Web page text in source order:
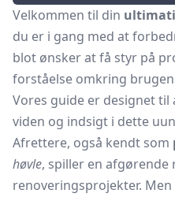
Velkommen til din
du er i gang med at
blot ønsker at få styr på
forståelse omkring
Vores guide er designet
viden og indsigt i dette
Afrettere, også kendt som
høvle, spiller en afgørende
renoveringsprojekter.